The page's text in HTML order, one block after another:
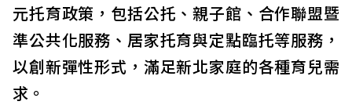
元托育政策，包括公托、親子館、合作聯盟暨
準公共化服務、居家托育與定點臨托等服務，
以創新彈性形式，滿足新北家庭的各種育兒需
求。